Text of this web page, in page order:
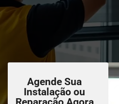
Agende Sua
Instalação ou